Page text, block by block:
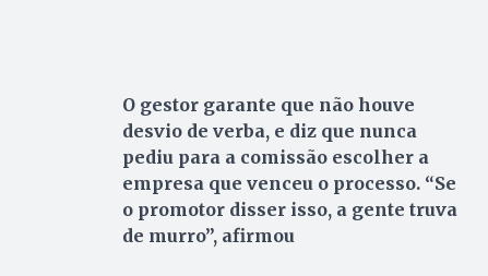
O gestor garante que não houve
desvio de verba, e diz que nunca
pediu para a comissão escolher a
empresa que venceu o processo. “Se
o promotor disser isso, a gente truva
de murro”, afirmou